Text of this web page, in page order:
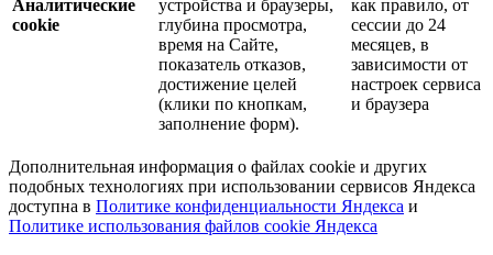
Аналитические
cookie
устройства и браузеры,
глубина просмотра,
время на Сайте,
показатель отказов,
достижение целей
(клики по кнопкам,
заполнение форм).
как правило, от
сессии до 24
месяцев, в
зависимости от
настроек сервиса
и браузера
Дополнительная информация о файлах cookie и других
подобных технологиях при использовании сервисов Яндекса
доступна в Политике конфиденциальности Яндекса и
Политике использования файлов cookie Яндекса